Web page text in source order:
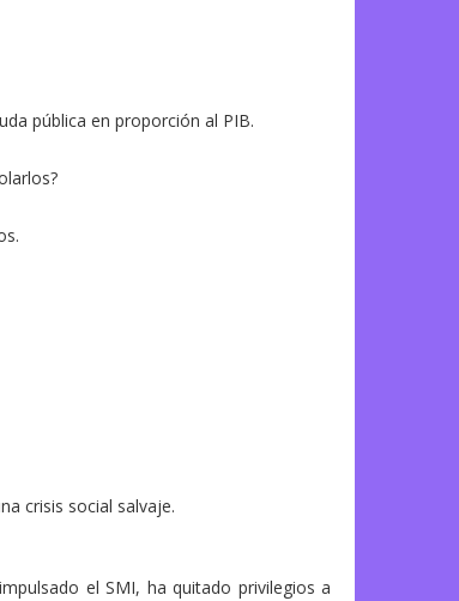
pública en proporción al PIB.
crisis social salvaje.
el SMI, ha quitado privilegios a